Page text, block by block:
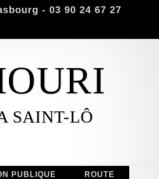
- 03 90 24 67 27
SAINT-LÔ
PUBLIQUE ROUTE